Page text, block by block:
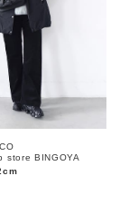
store BINGOYA